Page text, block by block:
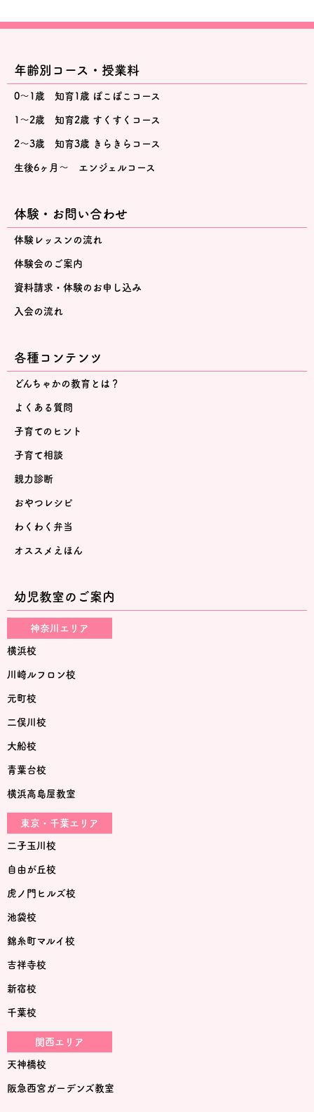
年齢別コース・授業料
0～1歳 知育1歳 ぽこぽこコース
1～2歳 知育2歳 すくすくコース
2～3歳 知育3歳 きらきらコース
生後6ヶ月～ エンジェルコース
体験・お問い合わせ
体験レッスンの流れ
体験会のご案内
資料請求・体験のお申し込み
入会の流れ
各種コンテンツ
どんちゃかの教育とは？
よくある質問
子育てのヒント
子育て相談
親力診断
おやつレシピ
わくわく弁当
オススメえほん
幼児教室のご案内
神奈川エリア
横浜校
川崎ルフロン校
元町校
二俣川校
大船校
青葉台校
横浜高島屋教室
東京・千葉エリア
二子玉川校
自由が丘校
虎ノ門ヒルズ校
池袋校
錦糸町マルイ校
吉祥寺校
新宿校
千葉校
関西エリア
天神橋校
阪急西宮ガーデンズ教室